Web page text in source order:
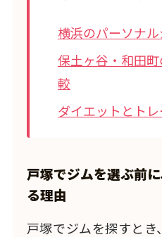
横浜のパーソナ
保土ヶ谷・和田
較
ダイエットとト
戸塚でジムを選ぶ前
る理由
戸塚でジムを探すと